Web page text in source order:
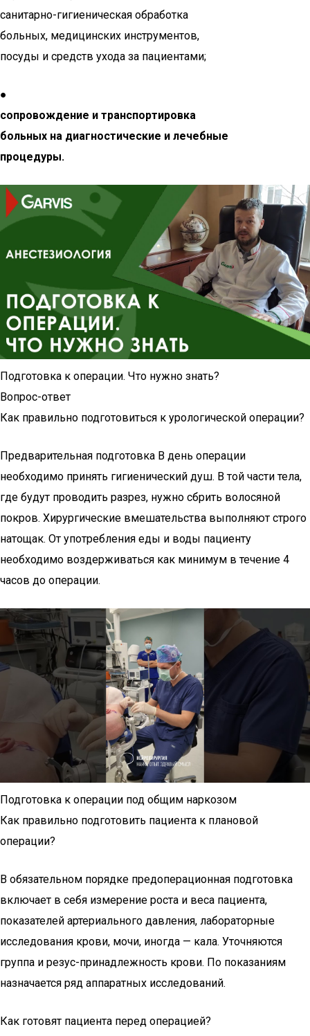
санитарно-гигиеническая обработка
больных, медицинских инструментов,
посуды и средств ухода за пациентами;
●
сопровождение и транспортировка
больных на диагностические и лечебные
процедуры.
Подготовка к операции. Что нужно знать?
Вопрос-ответ
Как правильно подготовиться к урологической операции?
Предварительная подготовка В день операции
необходимо принять гигиенический душ. В той части тела,
где будут проводить разрез, нужно сбрить волосяной
покров. Хирургические вмешательства выполняют строго
натощак. От употребления еды и воды пациенту
необходимо воздерживаться как минимум в течение 4
часов до операции.
Подготовка к операции под общим наркозом
Как правильно подготовить пациента к плановой
операции?
В обязательном порядке предоперационная подготовка
включает в себя измерение роста и веса пациента,
показателей артериального давления, лабораторные
исследования крови, мочи, иногда — кала. Уточняются
группа и резус-принадлежность крови. По показаниям
назначается ряд аппаратных исследований.
Как готовят пациента перед операцией?